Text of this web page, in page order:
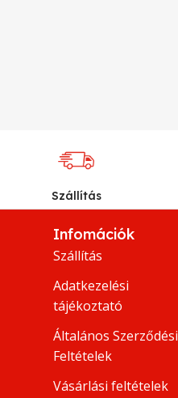
Szállítás
Infomációk
Szállítás
Adatkezelési
tájékoztató
Általános Szerződési
Feltételek
Vásárlási feltételek